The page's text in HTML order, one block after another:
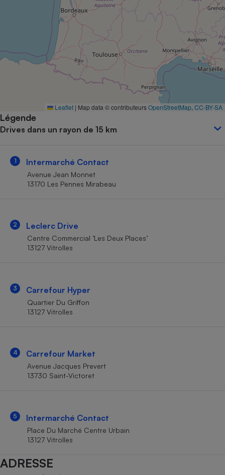
Leaflet | Map data © contributeursOpenStreetMap CC-BY-SA
Légende
Drives dans un rayon de 15 km
1 Intermarché Contact
Avenue Jean Monnet
13170 Les Pennes Mirabeau
2 Leclerc Drive
Centre Commercial ’Les Deux Places’
13127 Vitrolles
3 Carrefour Hyper
Quartier Du Griffon
13127 Vitrolles
4 Carrefour Market
Avenue Jacques Prevert
13730 Saint-Victoret
5 Intermarché Contact
Place Du Marché Centre Urbain
13127 Vitrolles
ADRESSE
Complément
alimentaire
bouteille
Assurance emprunteur
Petit électroménager -
Matelas
Mutuelle